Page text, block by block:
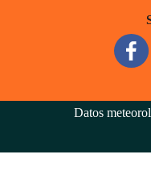
Datos